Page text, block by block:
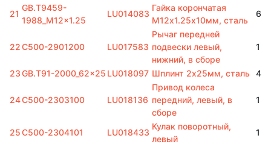
21
GB.T9459-
1988_M12x1.25
LU014083
Гайка корончатая
M12х1.25х10мм, сталь
6
22C500-2901200 LU017583
Рычаг передней
подвески левый,
нижний, в сборе
1
23GB.T91-2000_62x25 LU018097 Шплинт 2х25мм, сталь 4
24C500-2303100 LU018136
Привод колеса
передний, левый, в
сборе
1
25C500-2304101 LU018433
Кулак поворотный,
левый
1